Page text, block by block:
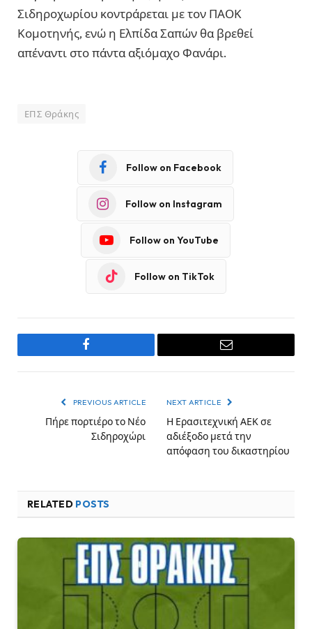
Σιδηροχωρίου κοντράρεται με τον ΠΑΟΚ
Κομοτηνής, ενώ η Ελπίδα Σαπών θα βρεθεί
απέναντι στο πάντα αξιόμαχο Φανάρι.
ΕΠΣ Θράκης
Follow on Facebook
Follow on Instagram
Follow on YouTube
Follow on TikTok
Facebook Email
PREVIOUS ARTICLE
Πήρε πορτιέρο το Νέο
Σιδηροχώρι
NEXT ARTICLE
Η Ερασιτεχνική ΑΕΚ σε
αδιέξοδο μετά την
απόφαση του δικαστηρίου
RELATED POSTS